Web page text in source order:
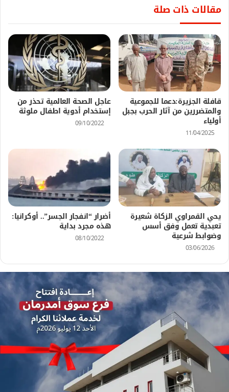
مقالات ذات صلة
قافلة الجزيرة:دعما للجموعية
والمتضررين من آثار الحرب بجبل
أولياء
11/04/2025
عاجل الصحة العالمية تحذر من
إستخدام أدوية اطفال ملوثة
09/10/2022
يحي القمراوي الزكاة شعيرة
تعبدية تعمل وفق أسس
وضوابط شرعية
03/06/2026
أضرار “انفجار الجسر”.. أوكرانيا:
هذه مجرد بداية
08/10/2022